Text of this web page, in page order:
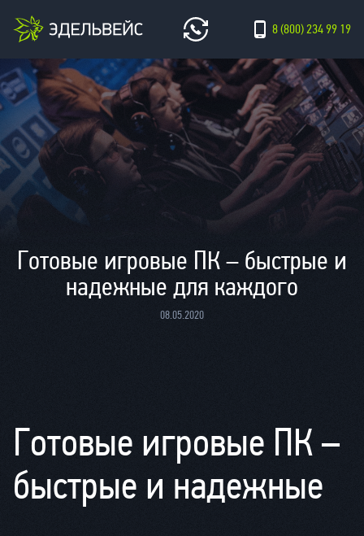
8 (800) 234 99 19
08.05.2020
Готовые игровые ПК – быстрые и
надежные для каждого
Готовые игровые ПК –
быстрые и надежные